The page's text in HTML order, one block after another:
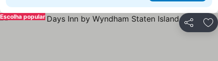
Partilhar
Escolha popular